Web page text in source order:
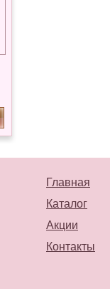
Главная
Каталог
Акции
Контакты